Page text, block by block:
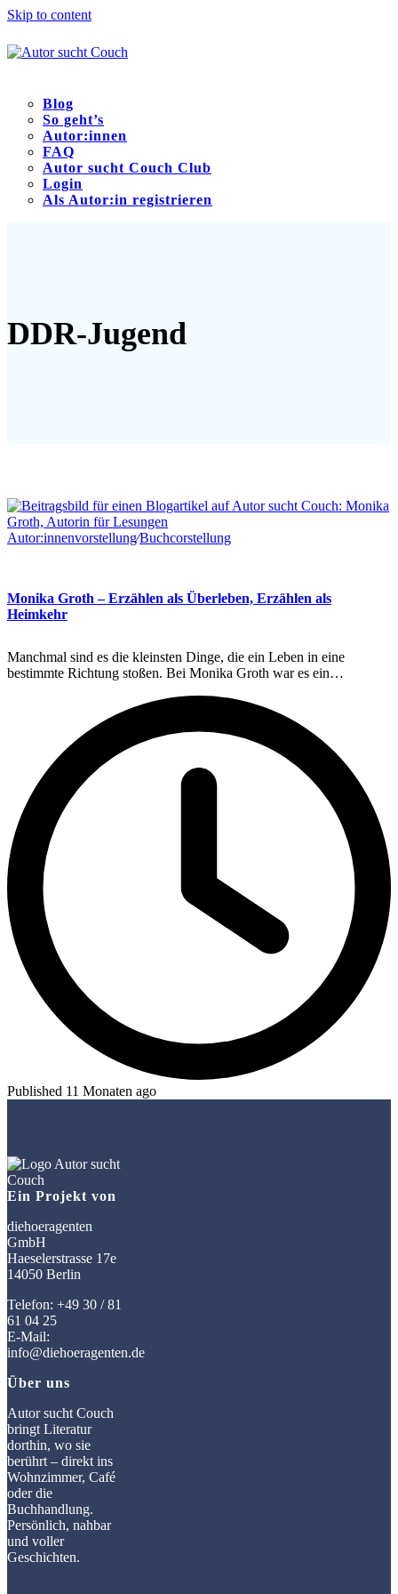
Skip to content
Blog
So geht’s
Autor:innen
FAQ
Autor sucht Couch Club
Login
Als Autor:in registrieren
DDR-Jugend
Autor:innenvorstellung∕Buchcorstellung
Monika Groth – Erzählen als Überleben, Erzählen als
Heimkehr
Manchmal sind es die kleinsten Dinge, die ein Leben in eine
bestimmte Richtung stoßen. Bei Monika Groth war es ein…
Published 11 Monaten ago
Ein Projekt von
diehoeragenten
GmbH
Haeselerstrasse 17e
14050 Berlin
Telefon: +49 30 / 81
61 04 25
E-Mail:
info@diehoeragenten.de
Über uns
Autor sucht Couch
bringt Literatur
dorthin, wo sie
berührt – direkt ins
Wohnzimmer, Café
oder die
Buchhandlung.
Persönlich, nahbar
und voller
Geschichten.